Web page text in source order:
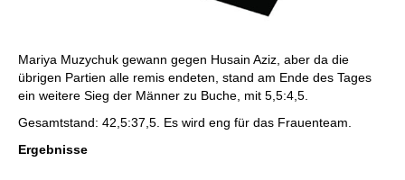
Mariya Muzychuk gewann gegen Husain Aziz, aber da die
übrigen Partien alle remis endeten, stand am Ende des Tages
ein weitere Sieg der Männer zu Buche, mit 5,5:4,5.
Gesamtstand: 42,5:37,5. Es wird eng für das Frauenteam.
Ergebnisse